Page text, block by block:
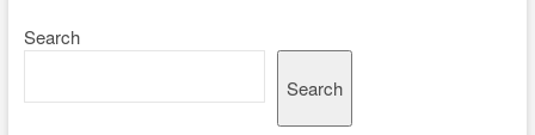
Search
Search